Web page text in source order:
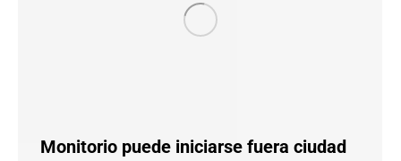
Monitorio puede iniciarse fuera ciudad